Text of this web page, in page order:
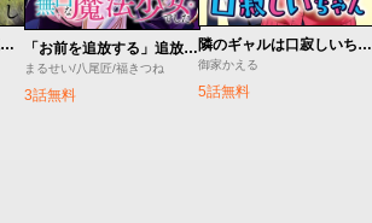
3000年封印されし邪龍ちゃんと友達になりました 「お前を追放する」追放されたのは俺ではなく無口な魔法少女でした
まるせい/八尾匠/福きつね
3話無料
隣のギャルは口寂しいちゃん
御家かえる
5話無料